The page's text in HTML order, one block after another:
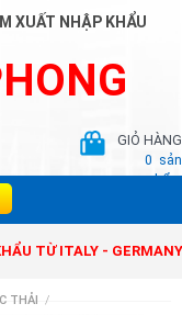
XUẤT NHẬP KHẨU
GIỎ HÀNG
0 sản
phẩm
KHẨU TỪ ITALY -
THẢI /